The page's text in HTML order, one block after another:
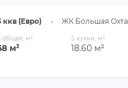
ккв (Евро) • ЖК Большая Охта
общая, м²
м²
S кухни, м²
18.60 м²